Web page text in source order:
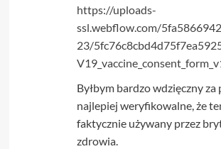
https://uploads-
ssl.webflow.com/
23/
Byłbym bardzo wdzięczny
najlepiej weryfikowalne, że
faktycznie używany przez
zdrowia.